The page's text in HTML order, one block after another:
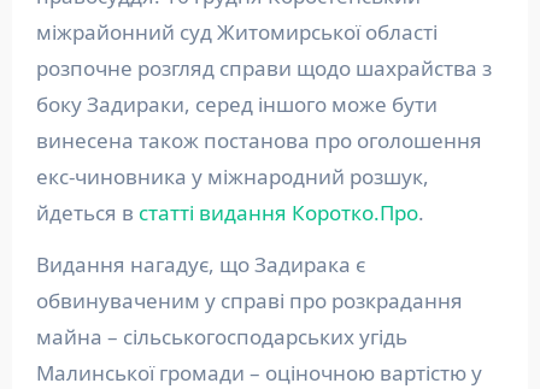
міжрайонний суд Житомирської області
розпочне розгляд справи щодо шахрайства з
боку Задираки, серед іншого може бути
винесена також постанова про оголошення
екс-чиновника у міжнародний розшук,
йдеться в статті видання Коротко.Про.
Видання нагадує, що Задирака є
обвинуваченим у справі про розкрадання
майна – сільськогосподарських угідь
Малинської громади – оціночною вартістю у